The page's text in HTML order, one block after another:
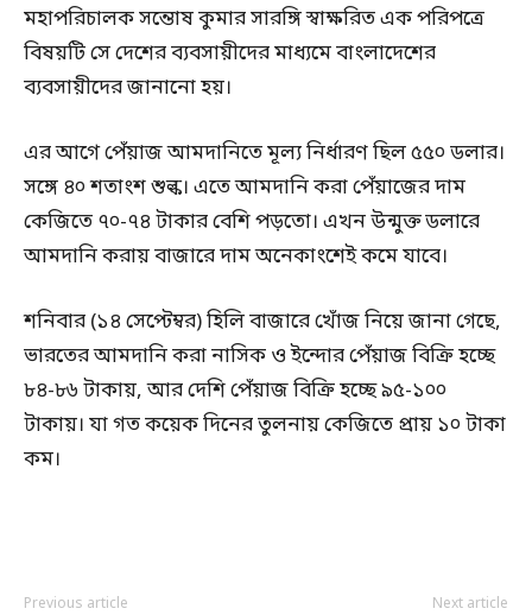
মহাপরিচালক সন্তোষ কুমার সারঙ্গি স্বাক্ষরিত এক পরিপত্রে
বিষয়টি সে দেশের ব্যবসায়ীদের মাধ্যমে বাংলাদেশের
ব্যবসায়ীদের জানানো হয়।
এর আগে পেঁয়াজ আমদানিতে মূল্য নির্ধারণ ছিল ৫৫০ ডলার।
সঙ্গে ৪০ শতাংশ শুল্ক। এতে আমদানি করা পেঁয়াজের দাম
কেজিতে ৭০-৭৪ টাকার বেশি পড়তো। এখন উন্মুক্ত ডলারে
আমদানি করায় বাজারে দাম অনেকাংশেই কমে যাবে।
শনিবার (১৪ সেপ্টেম্বর) হিলি বাজারে খোঁজ নিয়ে জানা গেছে,
ভারতের আমদানি করা নাসিক ও ইন্দোর পেঁয়াজ বিক্রি হচ্ছে
৮৪-৮৬ টাকায়, আর দেশি পেঁয়াজ বিক্রি হচ্ছে ৯৫-১০০
টাকায়। যা গত কয়েক দিনের তুলনায় কেজিতে প্রায় ১০ টাকা
কম।
Previous article Next article